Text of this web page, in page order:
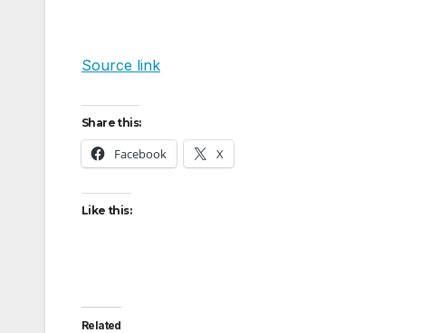
Source link
Share this:
Facebook X
Like this:
Related